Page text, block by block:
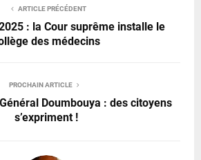
ARTICLE PRÉCÉDENT
: la Cour suprême installe le
des médecins
PROCHAIN ARTICLE
Doumbouya : des citoyens
s’expriment !